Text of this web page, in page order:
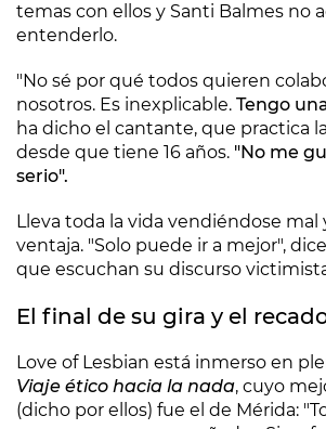
temas con ellos y Santi Balmes no
entenderlo.
"No sé por qué todos quieren
nosotros. Es inexplicable. Tengo
ha dicho el cantante, que practica
desde que tiene 16 años. "No me
serio".
Lleva toda la vida vendiéndose mal
ventaja. "Solo puede ir a mejor",
que escuchan su discurso
El final de su gira y el
Love of Lesbian está inmerso en
Viaje ético hacia la nada, cuyo
(dicho por ellos) fue el de Mérida: